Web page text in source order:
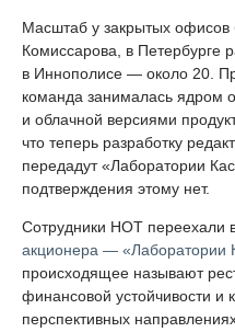
Масштаб у закрытых
Комиссарова, в Петербурге
в Иннополисе — около 20.
команда занималась ядром
и облачной версиями
что теперь разработку
передадут «Лаборатории
подтверждения этому нет.
Сотрудники НОТ переехали
акционера — «Лаборатории
происходящее называют
финансовой устойчивости и
перспективных